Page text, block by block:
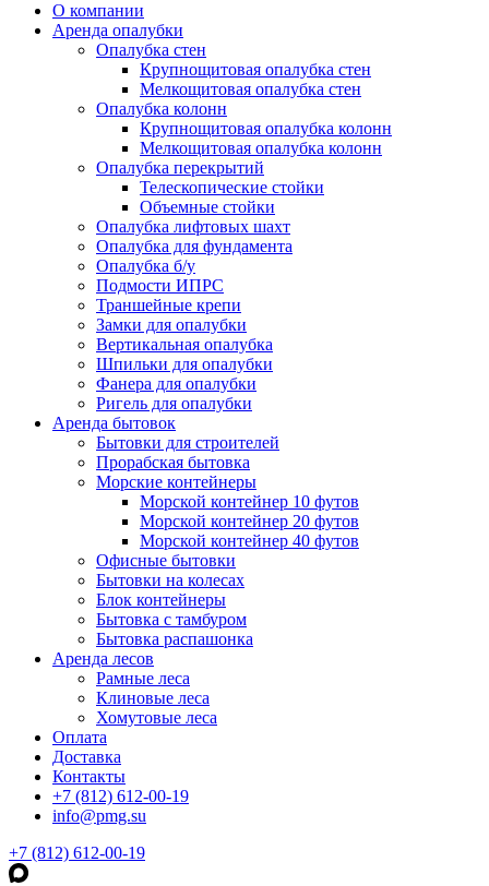
О компании
Аренда опалубки
Опалубка стен
Крупнощитовая опалубка стен
Мелкощитовая опалубка стен
Опалубка колонн
Крупнощитовая опалубка колонн
Мелкощитовая опалубка колонн
Опалубка перекрытий
Телескопические стойки
Объемные стойки
Опалубка лифтовых шахт
Опалубка для фундамента
Опалубка б/у
Подмости ИПРС
Траншейные крепи
Замки для опалубки
Вертикальная опалубка
Шпильки для опалубки
Фанера для опалубки
Ригель для опалубки
Аренда бытовок
Бытовки для строителей
Прорабская бытовка
Морские контейнеры
Морской контейнер 10 футов
Морской контейнер 20 футов
Морской контейнер 40 футов
Офисные бытовки
Бытовки на колесах
Блок контейнеры
Бытовка с тамбуром
Бытовка распашонка
Аренда лесов
Рамные леса
Клиновые леса
Хомутовые леса
Оплата
Доставка
Контакты
+7 (812) 612-00-19
info@pmg.su
+7 (812) 612-00-19